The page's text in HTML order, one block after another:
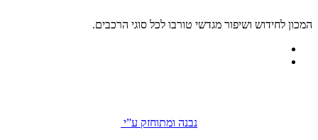
המכון לחידוש ושיפור מגדשי טורבו לכל סוגי הרכבים.
נבנה ומתוחזק ע”י